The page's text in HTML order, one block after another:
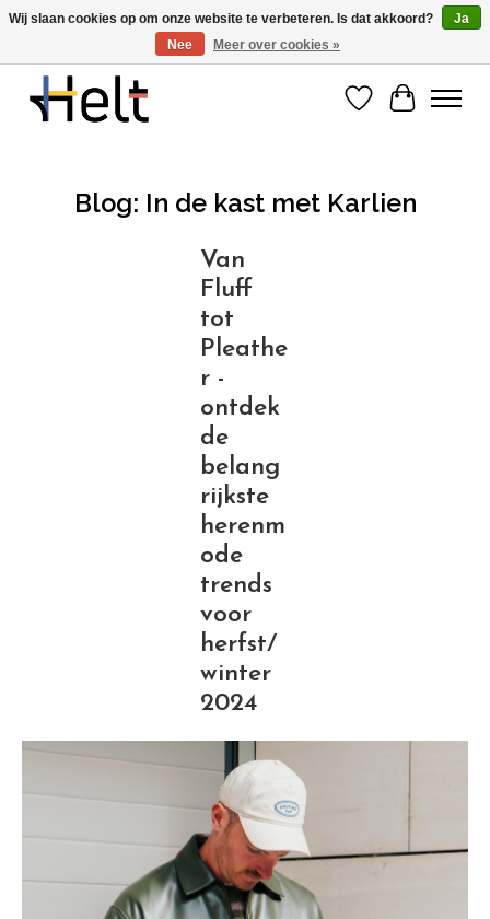
Ontdek de nieuwe collecties in store & online
Verlanglijst
Blog: In de kast met Karlien
Van
Fluff
tot
Pleathe
r -
ontdek
de
belang
rijkste
herenm
ode
trends
voor
herfst/
winter
2024
Wij slaan cookies op om onze website te verbeteren. Is dat akkoord?
Ja
Nee
Meer over cookies »